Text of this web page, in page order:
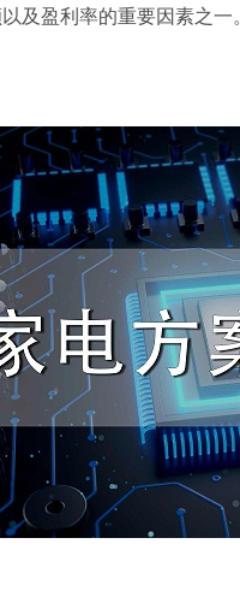
及盈利率的重要因素之一。